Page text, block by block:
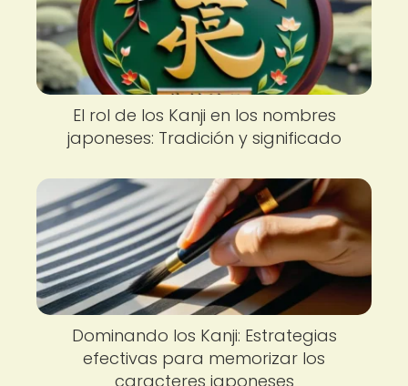
El rol de los Kanji en los nombres
japoneses: Tradición y significado
Dominando los Kanji: Estrategias
efectivas para memorizar los
caracteres japoneses